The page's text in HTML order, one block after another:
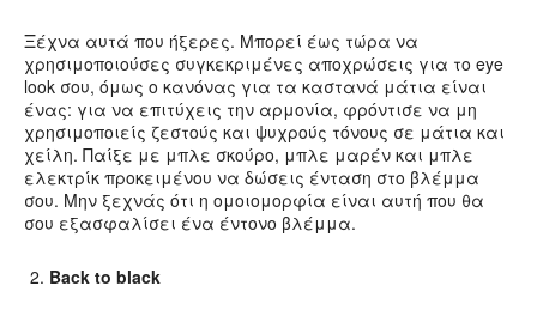
Ξέχνα αυτά που ήξερες. Μπορεί έως τώρα να
χρησιμοποιούσες συγκεκριμένες αποχρώσεις για το eye
look σου, όμως ο κανόνας για τα καστανά μάτια είναι
ένας: για να επιτύχεις την αρμονία, φρόντισε να μη
χρησιμοποιείς ζεστούς και ψυχρούς τόνους σε μάτια και
χείλη. Παίξε με μπλε σκούρο, μπλε μαρέν και μπλε
ελεκτρίκ προκειμένου να δώσεις ένταση στο βλέμμα
σου. Μην ξεχνάς ότι η ομοιομορφία είναι αυτή που θα
σου εξασφαλίσει ένα έντονο βλέμμα.
Back to black